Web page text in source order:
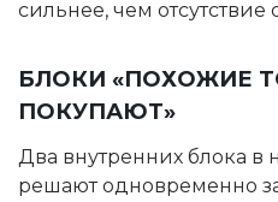
сильнее, чем отсутствие
БЛОКИ «ПОХОЖИЕ
ПОКУПАЮТ»
Два внутренних блока в
решают одновременно